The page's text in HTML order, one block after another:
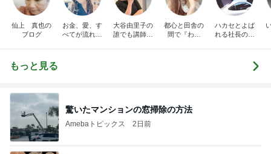
仙上 真也の
ブログ
お金、愛、す
べてが流れ込
大谷由里子の
誰でも講師ブ
都心と田舎の
間で『わた
ハカセとよば
れる社長のブ
もっと見る
驚いたマンションの窓掃除の方法
Amebaトピックス 2日前